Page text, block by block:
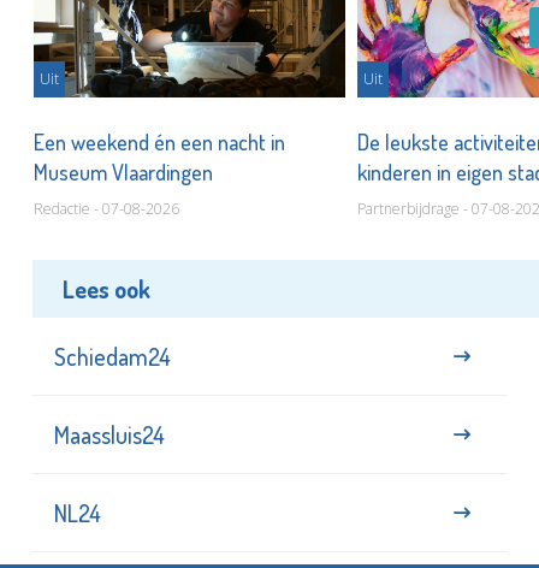
Uit
Een weekend én een nacht in
Museum Vlaardingen
Redactie - 07-08-2026
Uit
De leukste
kinderen in eigen
Partnerbijdrage - 07-08-
Lees ook
Schiedam24
Maassluis24
NL24